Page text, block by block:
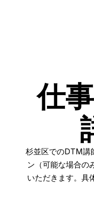
仕
杉並区でのDTM講
ン（可能な場合の
いただきます。具